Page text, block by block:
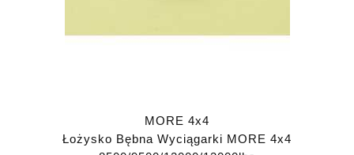
MORE 4x4
Łożysko Bębna Wyciągarki MORE 4x4